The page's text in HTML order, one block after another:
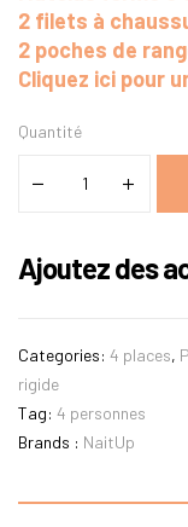
2 filets à
2 poches de
Cliquez ici pour
Quantité
Ajoutez des
Categories: 4 places,
rigide
Tag: 4 personnes
Brands : NaitUp